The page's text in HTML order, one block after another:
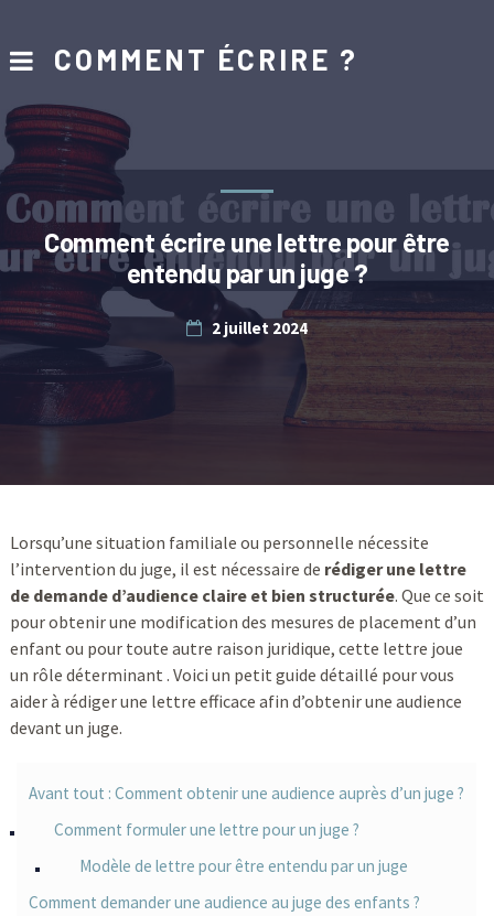
COMMENT ÉCRIRE ?
Comment écrire une lettre pour être
entendu par un juge ?
2 juillet 2024
Lorsqu’une situation familiale ou personnelle nécessite
l’intervention du juge, il est nécessaire de rédiger une lettre
de demande d’audience claire et bien structurée. Que ce soit
pour obtenir une modification des mesures de placement d’un
enfant ou pour toute autre raison juridique, cette lettre joue
un rôle déterminant . Voici un petit guide détaillé pour vous
aider à rédiger une lettre efficace afin d’obtenir une audience
devant un juge.
Avant tout : Comment obtenir une audience auprès d’un juge ?
Comment formuler une lettre pour un juge ?
Modèle de lettre pour être entendu par un juge
Comment demander une audience au juge des enfants ?